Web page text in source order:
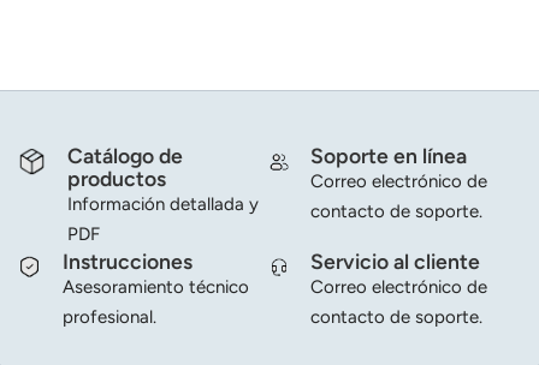
Catálogo de
productos
Información detallada y
PDF
Soporte en línea
Correo electrónico de
contacto de soporte.
Instrucciones
Asesoramiento técnico
profesional.
Servicio al cliente
Correo electrónico de
contacto de soporte.